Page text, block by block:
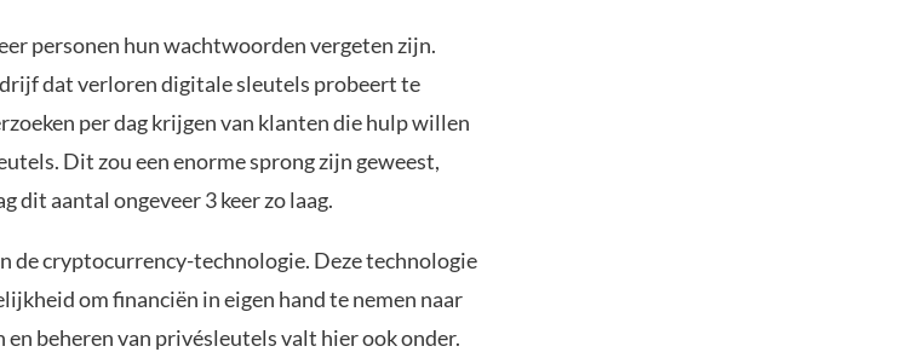
personen hun wachtwoorden vergeten zijn.
dat verloren digitale sleutels probeert te
per dag krijgen van klanten die hulp willen
Dit zou een enorme sprong zijn geweest,
dit aantal ongeveer 3 keer zo laag.
de cryptocurrency-technologie. Deze technologie
om financiën in eigen hand te nemen naar
beheren van privésleutels valt hier ook onder.